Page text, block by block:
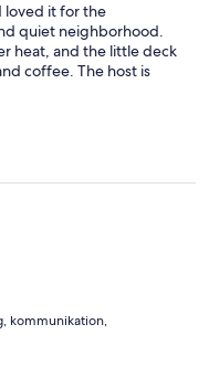
loved it for the
quiet neighborhood.
heat, and the little deck
coffee. The host is
kommunikation,